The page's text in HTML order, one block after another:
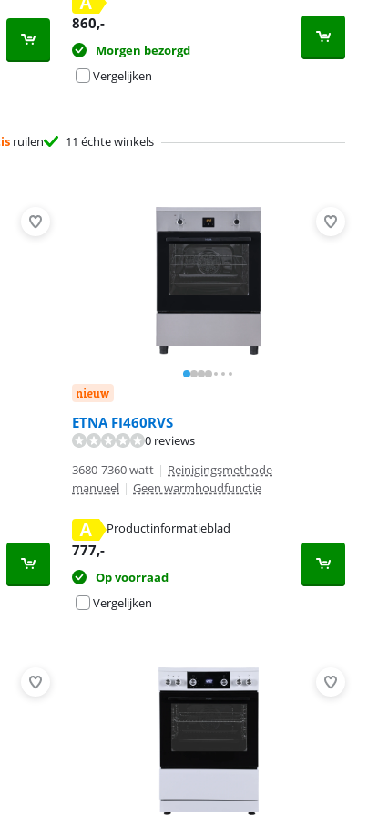
860,-
Morgen bezorgd
Vergelijken
ruilen 11 échte winkels
nieuw
ETNA FI460RVS
0 reviews
3680-7360 watt | Reinigingsmethode
manueel | Geen warmhoudfunctie
A
Productinformatieblad
777,-
Op voorraad
Vergelijken